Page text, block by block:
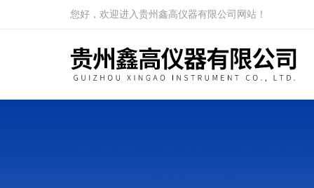
您好，欢迎进入贵州鑫高仪器有限公司网站！